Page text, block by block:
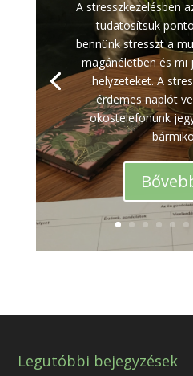
A stresszkezelésben
tudatosítsuk
bennünk stresszt a
magánéletben és mi
helyzeteket. A
érdemes naplót
okostelefonunk
Legutóbbi bejegyzések